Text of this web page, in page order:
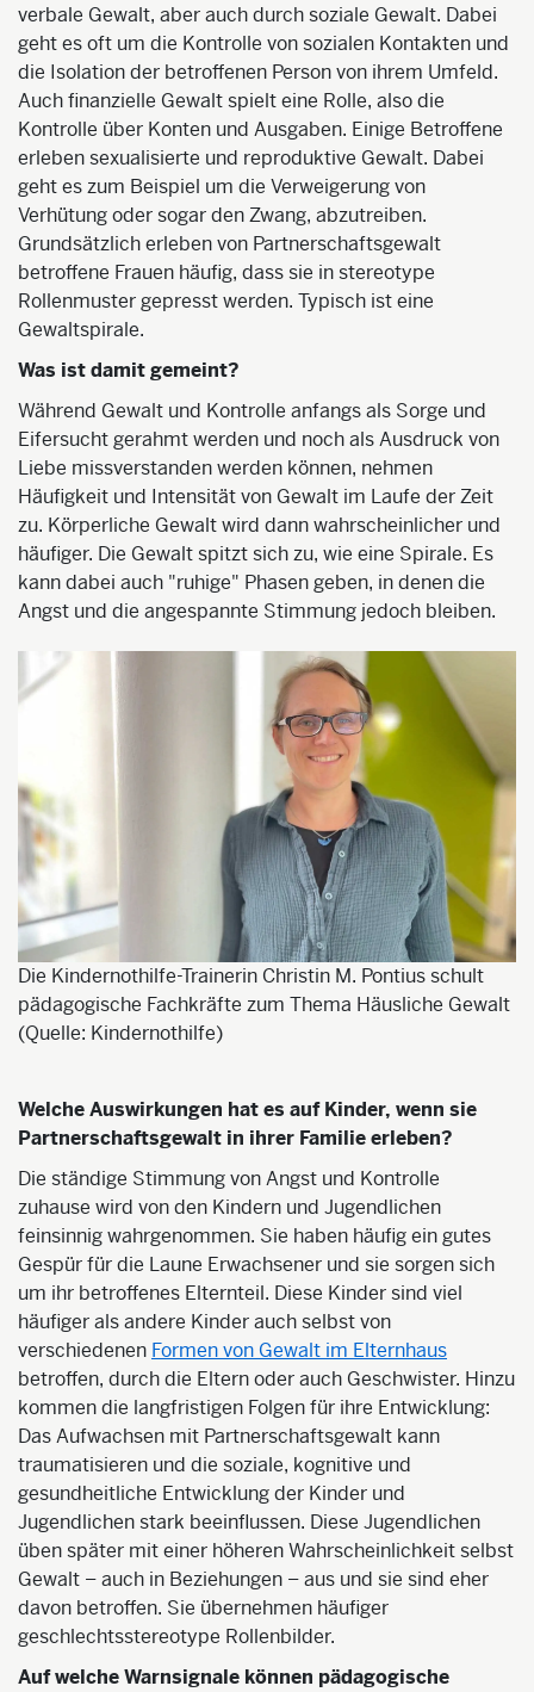
verbale Gewalt, aber auch durch soziale Gewalt. Dabei
geht es oft um die Kontrolle von sozialen Kontakten und
die Isolation der betroffenen Person von ihrem Umfeld.
Auch finanzielle Gewalt spielt eine Rolle, also die
Kontrolle über Konten und Ausgaben. Einige Betroffene
erleben sexualisierte und reproduktive Gewalt. Dabei
geht es zum Beispiel um die Verweigerung von
Verhütung oder sogar den Zwang, abzutreiben.
Grundsätzlich erleben von Partnerschaftsgewalt
betroffene Frauen häufig, dass sie in stereotype
Rollenmuster gepresst werden. Typisch ist eine
Gewaltspirale.
Was ist damit gemeint?
Während Gewalt und Kontrolle anfangs als Sorge und
Eifersucht gerahmt werden und noch als Ausdruck von
Liebe missverstanden werden können, nehmen
Häufigkeit und Intensität von Gewalt im Laufe der Zeit
zu. Körperliche Gewalt wird dann wahrscheinlicher und
häufiger. Die Gewalt spitzt sich zu, wie eine Spirale. Es
kann dabei auch "ruhige" Phasen geben, in denen die
Angst und die angespannte Stimmung jedoch bleiben.
Die Kindernothilfe-Trainerin Christin M. Pontius schult
pädagogische Fachkräfte zum Thema Häusliche Gewalt
(Quelle: Kindernothilfe)
Welche Auswirkungen hat es auf Kinder, wenn sie
Partnerschaftsgewalt in ihrer Familie erleben?
Die ständige Stimmung von Angst und Kontrolle
zuhause wird von den Kindern und Jugendlichen
feinsinnig wahrgenommen. Sie haben häufig ein gutes
Gespür für die Laune Erwachsener und sie sorgen sich
um ihr betroffenes Elternteil. Diese Kinder sind viel
häufiger als andere Kinder auch selbst von
verschiedenen Formen von Gewalt im Elternhaus
betroffen, durch die Eltern oder auch Geschwister. Hinzu
kommen die langfristigen Folgen für ihre Entwicklung:
Das Aufwachsen mit Partnerschaftsgewalt kann
traumatisieren und die soziale, kognitive und
gesundheitliche Entwicklung der Kinder und
Jugendlichen stark beeinflussen. Diese Jugendlichen
üben später mit einer höheren Wahrscheinlichkeit selbst
Gewalt – auch in Beziehungen – aus und sie sind eher
davon betroffen. Sie übernehmen häufiger
geschlechtsstereotype Rollenbilder.
Auf welche Warnsignale können pädagogische